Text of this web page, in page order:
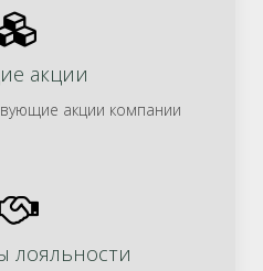
акции
акции компании
лояльности